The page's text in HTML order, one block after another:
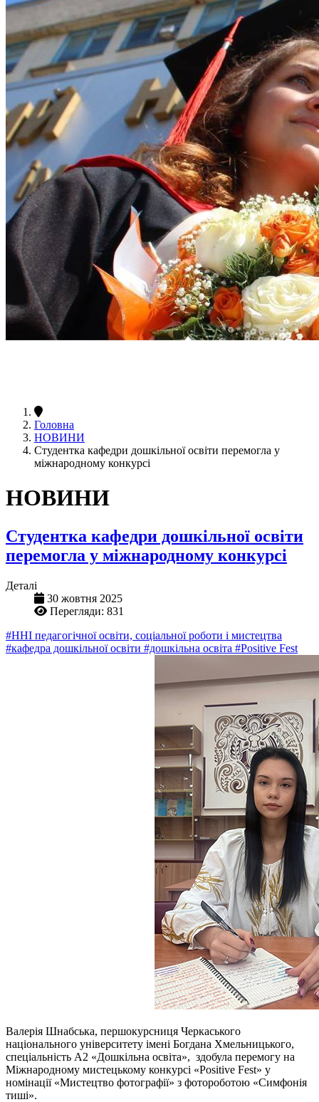
Головна
НОВИНИ
Студентка кафедри дошкільної освіти перемогла у
міжнародному конкурсі
НОВИНИ
Студентка кафедри дошкільної освіти
перемогла у міжнародному конкурсі
Деталі
30 жовтня 2025
Перегляди: 831
#ННІ педагогічної освіти, соціальної роботи і мистецтва
#кафедра дошкільної освіти #дошкільна освіта #Positive Fest
Валерія Шнабська, першокурсниця Черкаського
національного університету імені Богдана Хмельницького,
спеціальність А2 «Дошкільна освіта», здобула перемогу на
Міжнародному мистецькому конкурсі «Positive Fest» у
номінації «Мистецтво фотографії» з фотороботою «Симфонія
тиші».